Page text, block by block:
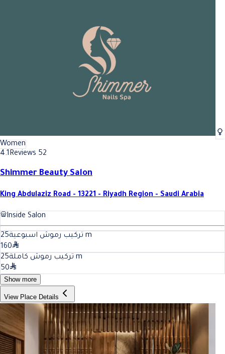
Women
4.1Reviews 52
Shimmer Beauty Salon
King Abdulaziz Road - 13221 - Riyadh Region - Saudi Arabia
Inside Salon
تركيب رموش اسبوعية25
m
160
تركيب رموش كاملة25
m
50
Show more
View Place Details